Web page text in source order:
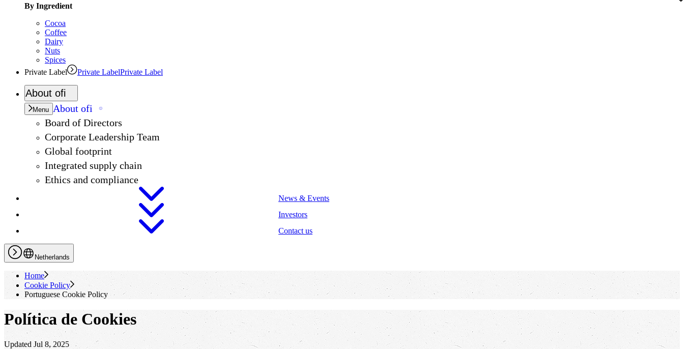
By Ingredient
Cocoa
Coffee
Dairy
Nuts
Spices
Private Label
Private LabelPrivate Label
About ofi
Menu About ofi
Board of Directors
Corporate Leadership Team
Global footprint
Integrated supply chain
Ethics and compliance
News & Events
Investors
Contact us
Netherlands
Home
Cookie Policy
Portuguese Cookie Policy
Política de Cookies
Updated Jul 8, 2025